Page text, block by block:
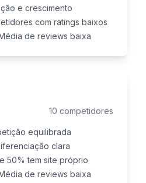
e crescimento
com ratings baixos
de reviews baixa
10 competidores
equilibrada
clara
50% tem site próprio
de reviews baixa